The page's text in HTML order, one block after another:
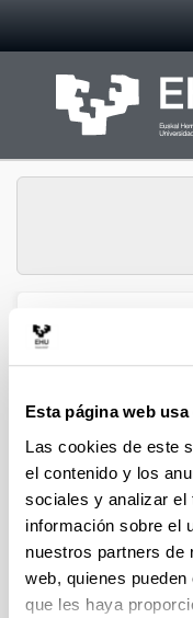
Esta página web
Las cookies de este
el contenido y los
sociales y analizar el
información sobre el
nuestros partners de
web, quienes
que les haya
Historia
Hiri-
El comercio
1895:
distribución